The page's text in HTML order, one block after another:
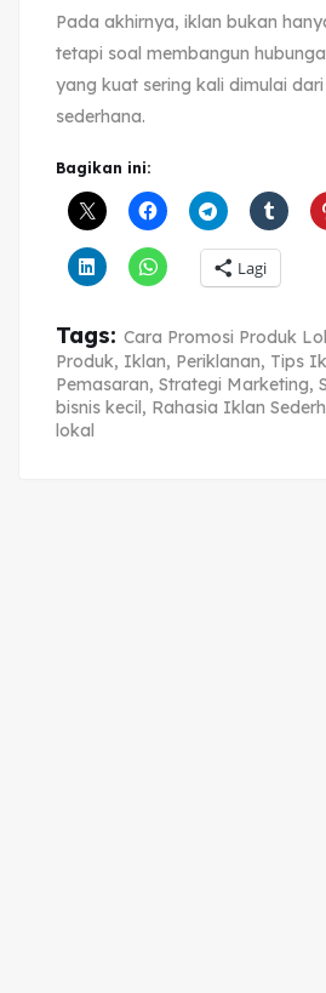
Pada akhirnya, iklan bukan
tetapi soal membangun
yang kuat sering kali dimulai
sederhana.
Bagikan ini:
Lagi
Tags: Cara Promosi Produk
Produk, Iklan, Periklanan, Tips
Pemasaran, Strategi Marketing,
bisnis kecil, Rahasia Iklan
lokal